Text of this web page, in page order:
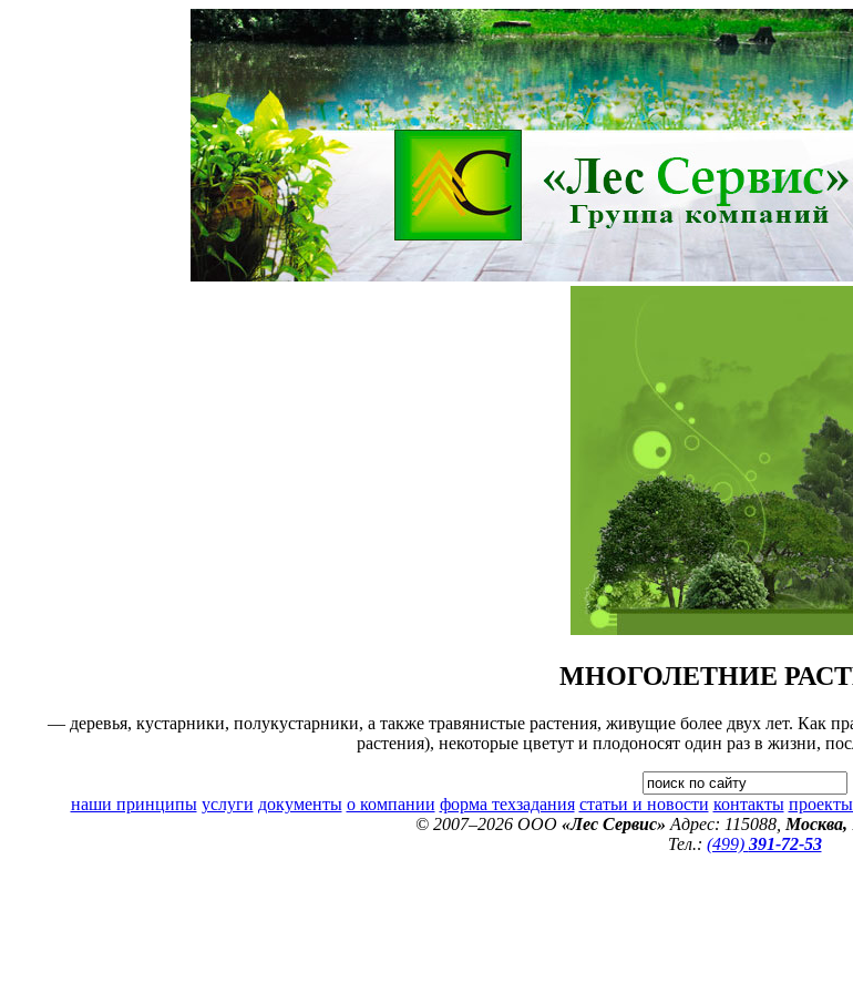
МНОГОЛЕТНИЕ
— деревья, кустарники, полукустарники, а также травянистые растения, живущие более двух лет. Как
растения), некоторые цветут и плодоносят один раз в жизни,
наши принципы услуги документы о компании форма техзадания статьи и новости контакты
© 2007–2026 ООО «Лес Сервис» Адрес: 115088, Москва,
Тел.: (499) 391-72-53